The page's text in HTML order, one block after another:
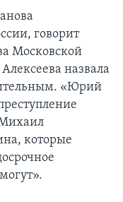
говорит
Московской
назвала
«Юрий
которые